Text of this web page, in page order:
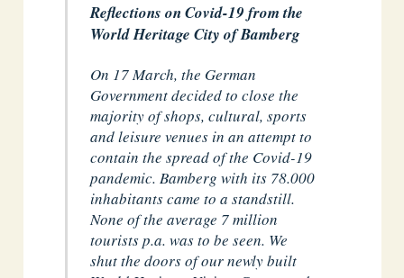
Reflections on Covid-19 from the
World Heritage City of Bamberg
On 17 March, the German
Government decided to close the
majority of shops, cultural, sports
and leisure venues in an attempt to
contain the spread of the Covid-19
pandemic. Bamberg with its 78.000
inhabitants came to a standstill.
None of the average 7 million
tourists p.a. was to be seen. We
shut the doors of our newly built